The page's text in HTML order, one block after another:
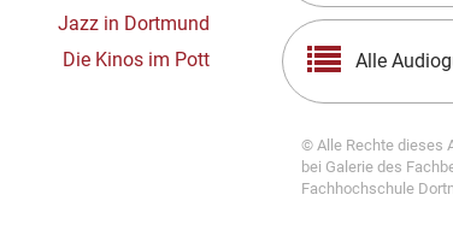
Jazz in Dortmund
Die Kinos im Pott Alle
© Alle Rechte dieses
bei Galerie des
Fachhochschule